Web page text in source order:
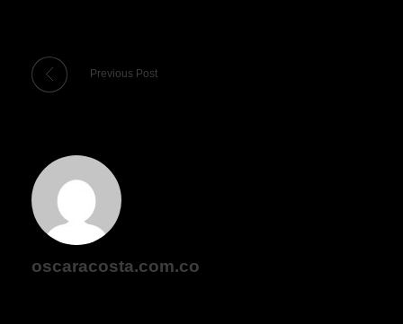
Previous Post
oscaracosta.com.co